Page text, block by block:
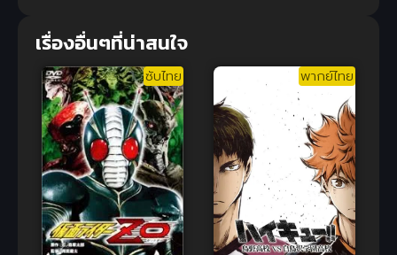
เรื่องอื่นๆที่น่าสนใจ
ซับไทย พากย์ไทย